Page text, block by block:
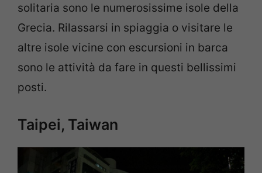
solitaria sono le numerosissime isole della
Grecia. Rilassarsi in spiaggia o visitare le
altre isole vicine con escursioni in barca
sono le attività da fare in questi bellissimi
posti.
Taipei, Taiwan